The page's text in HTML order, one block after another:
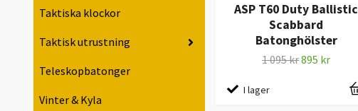
Taktiska klockor
Taktisk utrustning
Teleskopbatonger
Vinter & Kyla
ASP T60 Duty Ballistic
Scabbard
Batonghölster
1 095 kr895 kr
I lager